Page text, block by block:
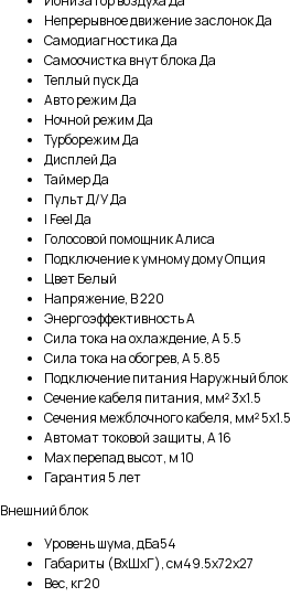
Непрерывное движение заслонок Да
Самодиагностика Да
Самоочистка внут блока Да
Теплый пуск Да
Авто режим Да
Ночной режим Да
Турборежим Да
Дисплей Да
Таймер Да
Пульт Д/У Да
I Feel Да
Голосовой помощник Алиса
Подключение к умному дому Опция
Цвет Белый
Напряжение, В 220
Энергоэффективность A
Сила тока на охлаждение, А 5.5
Сила тока на обогрев, А 5.85
Подключение питания Наружный блок
Сечение кабеля питания, мм² 3x1.5
Сечения межблочного кабеля, мм² 5x1.5
Автомат токовой защиты, А 16
Max перепад высот, м 10
Гарантия 5 лет
Внешний блок
Уровень шума, дБа54
Габариты (ВхШхГ), см49.5x72x27
Вес, кг20